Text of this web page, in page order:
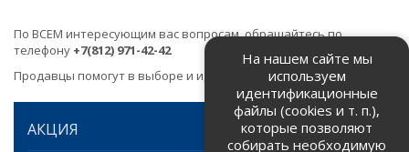
По ВСЕМ интересующим вас вопросам, обращайтесь по
телефону +7(812) 971-42-42
Продавцы помогут в выборе и идентификации товара.
АКЦИЯ
На нашем сайте мы
используем
идентификационные
файлы (cookies и т. п.),
которые позволяют
собирать необходимую